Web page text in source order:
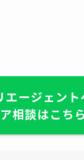
エージェント
相談はこち